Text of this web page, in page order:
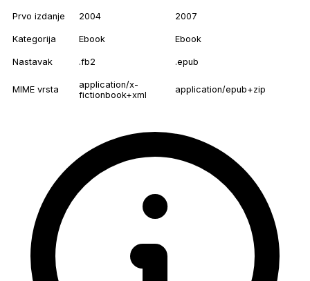
Prvo izdanje 2004 2007
Kategorija Ebook Ebook
Nastavak .fb2 .epub
MIME vrsta
application/x-
fictionbook+xml
application/epub+zip